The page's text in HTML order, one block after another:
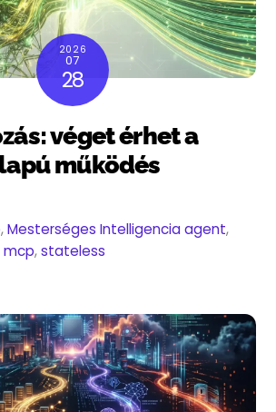
2026
07
28
véget érhet a
működés
,Mesterséges Intelligencia agent,
mcp,stateless